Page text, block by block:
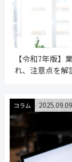
【令和7年版
れ、注意点を解
コラム 2025.09.09